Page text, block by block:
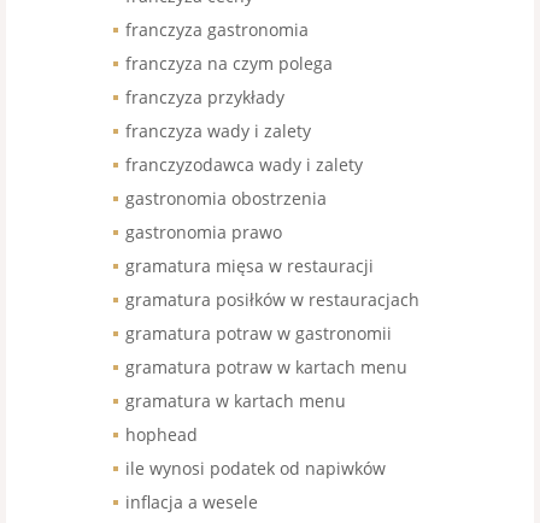
franczyza gastronomia
franczyza na czym polega
franczyza przykłady
franczyza wady i zalety
franczyzodawca wady i zalety
gastronomia obostrzenia
gastronomia prawo
gramatura mięsa w restauracji
gramatura posiłków w restauracjach
gramatura potraw w gastronomii
gramatura potraw w kartach menu
gramatura w kartach menu
hophead
ile wynosi podatek od napiwków
inflacja a wesele